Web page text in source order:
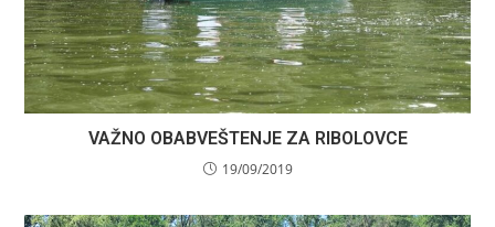
VAŽNO OBABVEŠTENJE ZA RIBOLOVCE
19/09/2019